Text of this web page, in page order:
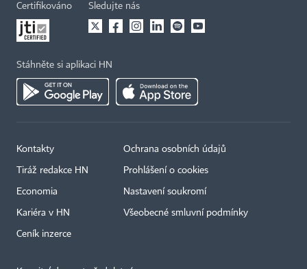
Certifikováno Sledujte nás
Stáhněte si aplikaci HN
Kontakty
Tiráž redakce HN
Economia
Kariéra v HN
Ceník inzerce
Ochrana osobních údajů
Prohlášení o cookies
Nastavení soukromí
Všeobecné smluvní podmínky